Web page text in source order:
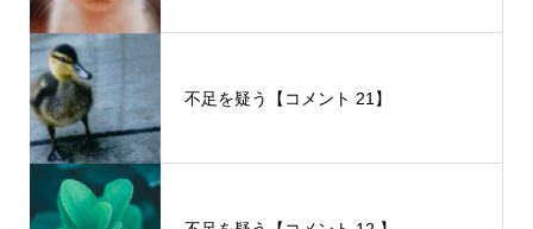
不足を疑う【コメント 21】